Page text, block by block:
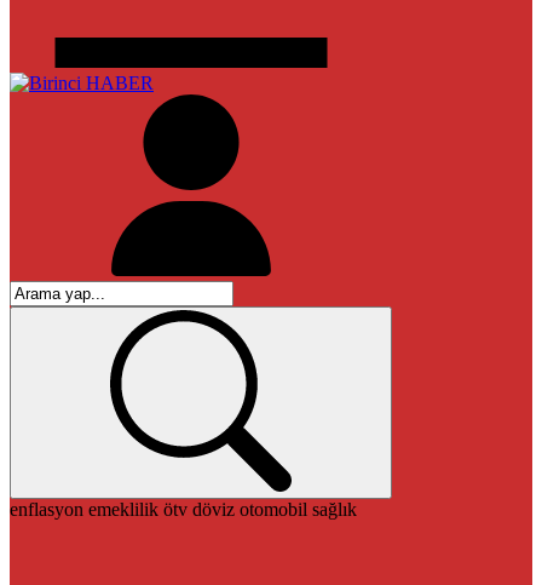
enflasyon emeklilik ötv döviz otomobil sağlık